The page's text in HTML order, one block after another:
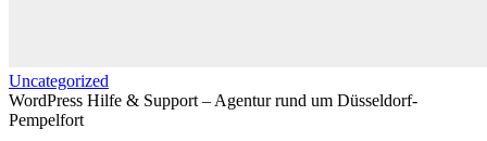
Uncategorized
WordPress Hilfe & Support – Agentur rund um Düsseldorf-
Pempelfort